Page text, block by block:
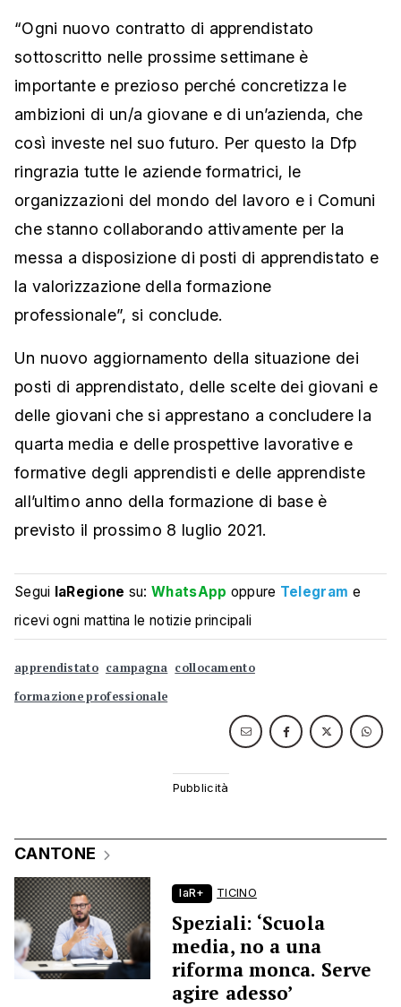
“Ogni nuovo contratto di apprendistato
sottoscritto nelle prossime settimane è
importante e prezioso perché concretizza le
ambizioni di un/a giovane e di un’azienda, che
così investe nel suo futuro. Per questo la Dfp
ringrazia tutte le aziende formatrici, le
organizzazioni del mondo del lavoro e i Comuni
che stanno collaborando attivamente per la
messa a disposizione di posti di apprendistato e
la valorizzazione della formazione
professionale”, si conclude.
Un nuovo aggiornamento della situazione dei
posti di apprendistato, delle scelte dei giovani e
delle giovani che si apprestano a concludere la
quarta media e delle prospettive lavorative e
formative degli apprendisti e delle apprendiste
all’ultimo anno della formazione di base è
previsto il prossimo 8 luglio 2021.
Segui laRegione su:WhatsApp oppure Telegram e
ricevi ogni mattina le notizie principali
apprendistato campagna collocamento
formazione professionale
CANTONE
laR+ TICINO
Speziali: ‘Scuola
media, no a una
riforma monca. Serve
agire adesso’